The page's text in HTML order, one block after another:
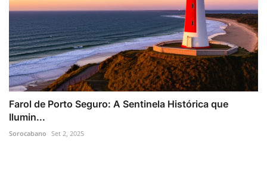
Farol de Porto Seguro: A Sentinela Histórica que
Ilumin...
Sorocabano Set 2, 2025